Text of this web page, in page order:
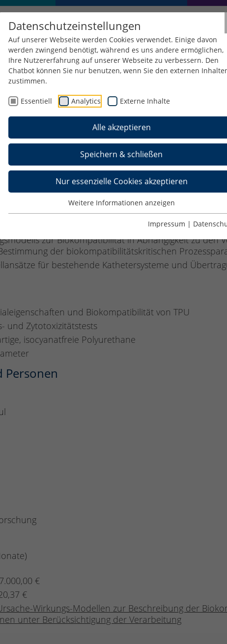
Datenschutzeinstellungen
Auf unserer Webseite werden Cookies verwendet. Einige davon
werden zwingend benötigt, während es uns andere ermöglichen,
Ihre Nutzererfahrung auf unserer Webseite zu verbessern. Den
Chatbot können Sie nur benutzen, wenn Sie den externen
zustimmen.
Essentiell Analytics Externe Inhalte
Alle akzeptieren
Speichern & schließen
Nur essenzielle Cookies akzeptieren
Weitere Informationen anzeigen
Impressum |
BioMatPur
Modellen zur Beschreibung der
Polyurethanen unter
zur Identifikation der für das Produkt
Bestimmung der
zur Biokompatibilität in Abhängigkeit zu den
der biokompatibilitätskritischen
für bestehende Kathetersysteme und
und Biokompatibilität von TPU
und Zytotoxizitätstests
isocyanatfreie Polyurethane
Personen
€
€
Wirkungs-Modellen zur Beschreibung der
unter Berücksichtigung der Verarbeitung